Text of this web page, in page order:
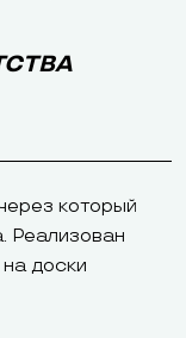
который
Реализован
доски